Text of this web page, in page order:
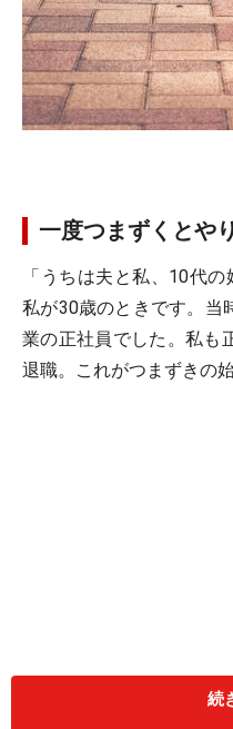
一度つまずくとや
「うちは夫と私、10代
私が30歳のときです。当
業の正社員でした。私も
退職。これがつまずきの
続